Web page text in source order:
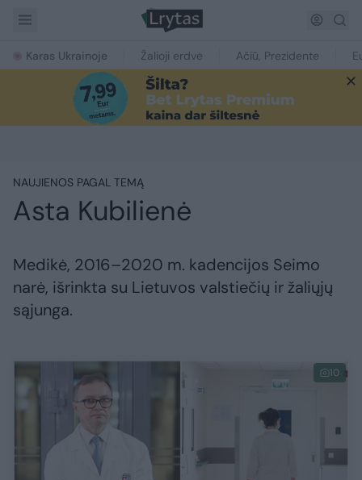
Karas Ukrainoje Žalioji erdvė Ačiū, Prezidente
NAUJIENOS PAGAL TEMĄ
Asta Kubilienė
Medikė, 2016–2020 m. kadencijos Seimo
narė, išrinkta su Lietuvos valstiečių ir žaliųjų
sąjunga.
10